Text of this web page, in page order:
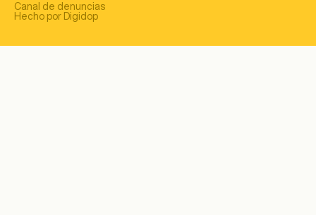
Canal de denuncias
Hecho por Digidop